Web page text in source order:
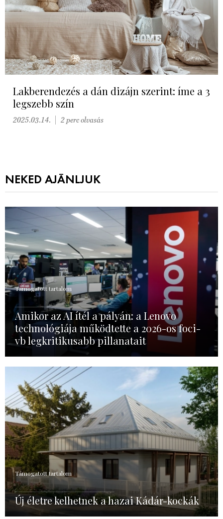
Lakberendezés a dán dizájn szerint: íme a 3
legszebb szín
2025.03.14. 2 perc olvasás
NEKED AJÁNLJUK
Támogatott tartalom
Amikor az AI ítél a pályán: a Lenovo
technológiája működtette a 2026-os foci-
vb legkritikusabb pillanatait
Támogatott tartalom
Új életre kelhetnek a hazai Kádár-kockák